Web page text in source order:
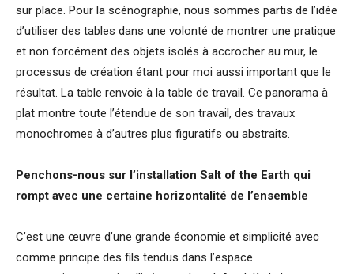
sur place. Pour la scénographie, nous sommes partis de l’idée
d’utiliser des tables dans une volonté de montrer une pratique
et non forcément des objets isolés à accrocher au mur, le
processus de création étant pour moi aussi important que le
résultat. La table renvoie à la table de travail. Ce panorama à
plat montre toute l’étendue de son travail, des travaux
monochromes à d’autres plus figuratifs ou abstraits.
Penchons-nous sur l’installation Salt of the Earth qui
rompt avec une certaine horizontalité de l’ensemble
C’est une œuvre d’une grande économie et simplicité avec
comme principe des fils tendus dans l’espace